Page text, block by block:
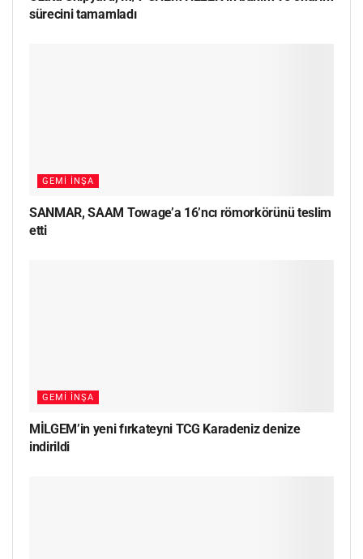
sürecini tamamladı
GEMI İNŞA
SANMAR, SAAM Towage’a 16’ncı römorkörünü teslim
etti
GEMI İNŞA
MİLGEM’in yeni fırkateyni TCG Karadeniz denize
indirildi